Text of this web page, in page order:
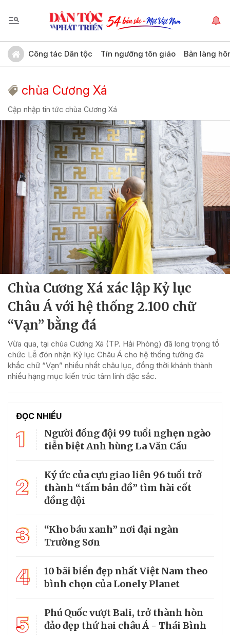
Công tác Dân tộc Tín ngưỡng tôn giáo Bản làng
chùa Cương Xá
Cập nhập tin tức chùa Cương Xá
Chùa Cương Xá xác lập Kỷ lục
Châu Á với hệ thống 2.100 chữ
“Vạn” bằng đá
Vừa qua, tại chùa Cương Xá (TP. Hải Phòng) đã long trọng tổ
chức Lễ đón nhận Kỷ lục Châu Á cho hệ thống tường đá
khắc chữ “Vạn” nhiều nhất châu lục, đồng thời khánh thành
nhiều hạng mục kiến trúc tâm linh đặc sắc.
ĐỌC NHIỀU
1
Người đồng đội 99 tuổi nghẹn ngào
tiễn biệt Anh hùng La Văn Cầu
2
Ký ức của cựu giao liên 96 tuổi trở
thành “tấm bản đồ” tìm hài cốt
đồng đội
3
“Kho báu xanh” nơi đại ngàn
Trường Sơn
4
10 bãi biển đẹp nhất Việt Nam theo
bình chọn của Lonely Planet
5
Phú Quốc vượt Bali, trở thành hòn
đảo đẹp thứ hai châu Á - Thái Bình